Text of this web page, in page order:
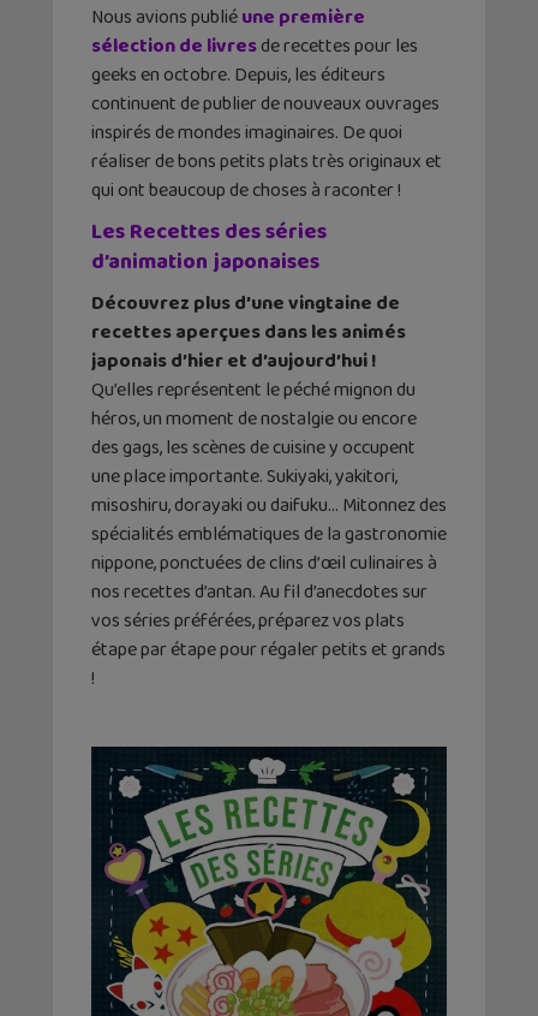
Nous avions publiéune première
sélection de livresde recettes pour les
geeks en octobre. Depuis, les éditeurs
continuent de publier de nouveaux ouvrages
inspirés de mondes imaginaires. De quoi
réaliser de bons petits plats très originaux et
qui ont beaucoup de choses à raconter !
Les Recettes des séries
d’animation japonaises
Découvrez plus d’une vingtaine de
recettes aperçues dans les animés
japonais d’hier et d’aujourd’hui !
Qu’elles représentent le péché mignon du
héros, un moment de nostalgie ou encore
des gags, les scènes de cuisine y occupent
une place importante. Sukiyaki, yakitori,
misoshiru, dorayaki ou daifuku… Mitonnez des
spécialités emblématiques de la gastronomie
nippone, ponctuées de clins d’œil culinaires à
nos recettes d’antan. Au fil d’anecdotes sur
vos séries préférées, préparez vos plats
étape par étape pour régaler petits et grands
!